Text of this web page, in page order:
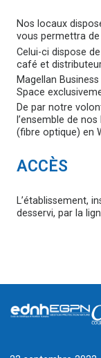
Nos locaux
vous permettra
Celui-ci dispose
café et
Magellan
Space
De par notre
l’ensemble de
(fibre optique) en
ACCÈS
L’établissement,
desservi, par la